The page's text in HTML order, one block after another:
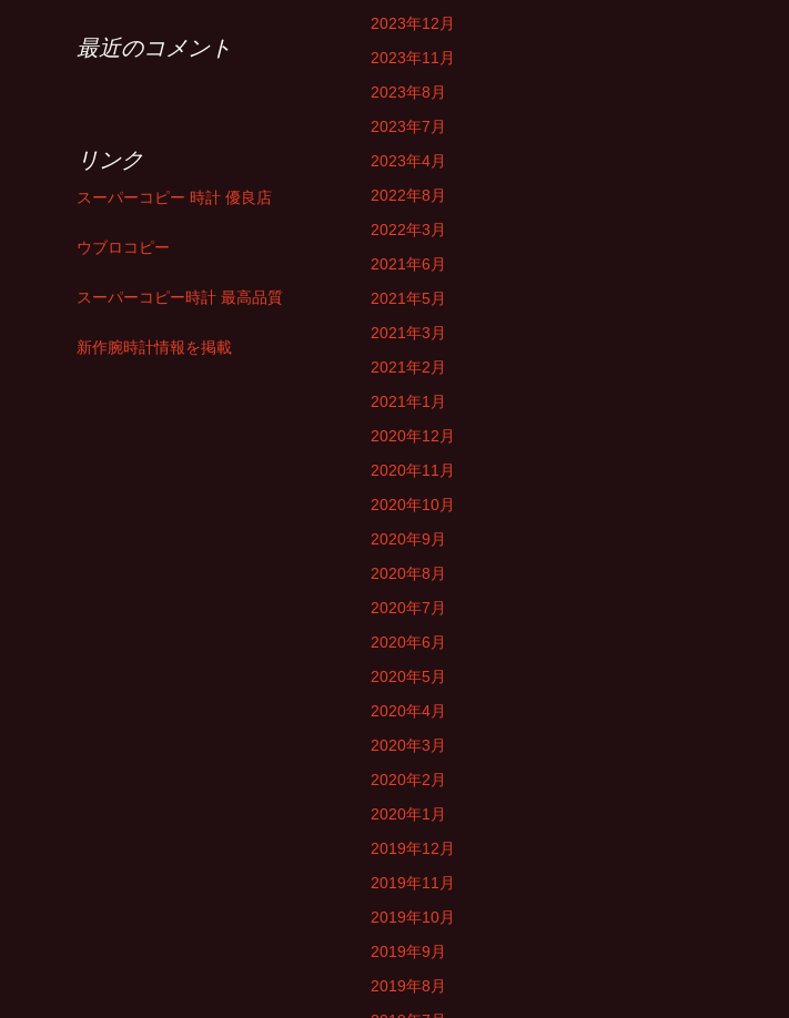
2023年12月
2023年11月
2023年8月
2023年7月
2023年4月
2022年8月
2022年3月
2021年6月
2021年5月
2021年3月
2021年2月
2021年1月
2020年12月
2020年11月
2020年10月
2020年9月
2020年8月
2020年7月
2020年6月
2020年5月
2020年4月
2020年3月
2020年2月
2020年1月
2019年12月
2019年11月
2019年10月
2019年9月
2019年8月
最近のコメント
リンク
スーパーコピー 時計 優良店
ウブロコピー
スーパーコピー時計 最高品質
新作腕時計情報を掲載